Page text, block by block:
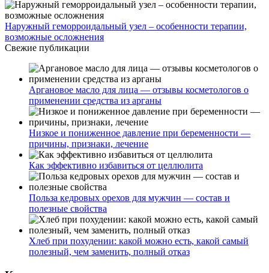
Наружный геморроидальный узел – особенности терапии,
возможные осложнения
Свежие публикации
Аргановое масло для лица — отзывы косметологов о
применении средства из арганы
Низкое и пониженное давление при беременности —
причины, признаки, лечение
Как эффективно избавиться от целлюлита
Польза кедровых орехов для мужчин — состав и
полезные свойства
Хлеб при похудении: какой можно есть, какой самый
полезный, чем заменить, полный отказ